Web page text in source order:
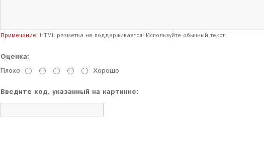
Примечание: HTML разметка не поддерживается! Используйте обычный текст.
Оценка:
Плохо
Хорошо
Введите код, указанный на картинке: